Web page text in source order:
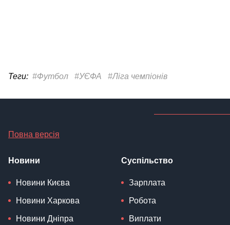
Теги: #Футбол #УЄФА #Ліга чемпіонів
Повна версія
Новини
Новини Києва
Новини Харкова
Новини Дніпра
Суспільство
Зарплата
Робота
Виплати